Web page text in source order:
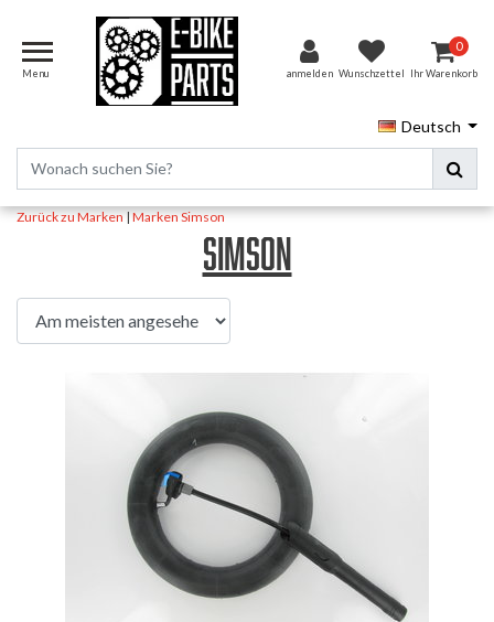
Menu anmelden Wunschzettel
0
Ihr Warenkorb
Deutsch
Zurück zu Marken|MarkenSimson
Simson